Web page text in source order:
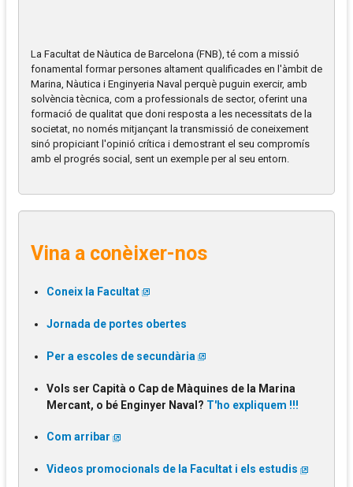
La Facultat de Nàutica de Barcelona (FNB), té com a missió
fonamental formar persones altament qualificades en l'àmbit de
Marina, Nàutica i Enginyeria Naval perquè puguin exercir, amb
solvència tècnica, com a professionals de sector, oferint una
formació de qualitat que doni resposta a les necessitats de la
societat, no només mitjançant la transmissió de coneixement
sinó propiciant l'opinió crítica i demostrant el seu compromís
amb el progrés social, sent un exemple per al seu entorn.
Vina a conèixer-nos
Coneix la Facultat
Jornada de portes obertes
Per a escoles de secundària
Vols ser Capità o Cap de Màquines de la Marina
Mercant, o bé Enginyer Naval? T'ho expliquem !!!
Com arribar
Videos promocionals de la Facultat i els estudis